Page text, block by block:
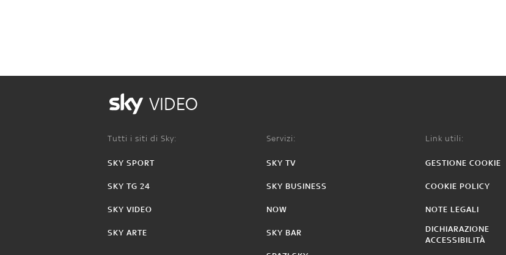
VIDEO
Tutti i siti di Sky:
SKY SPORT
SKY TG 24
SKY VIDEO
SKY ARTE
Servizi:
SKY TV
SKY BUSINESS
NOW
SKY BAR
Link utili:
GESTIONE COOKIE
COOKIE POLICY
NOTE LEGALI
DICHIARAZIONE
ACCESSIBILITÀ